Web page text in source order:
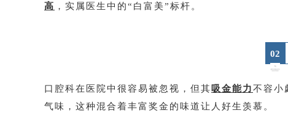
高 ，实属医生中的“白富美”标杆。
02
口腔科在医院中很容易被忽视，但其 吸金能力不容小
气味，这种混合着丰富奖金的味道让人好生羡慕。